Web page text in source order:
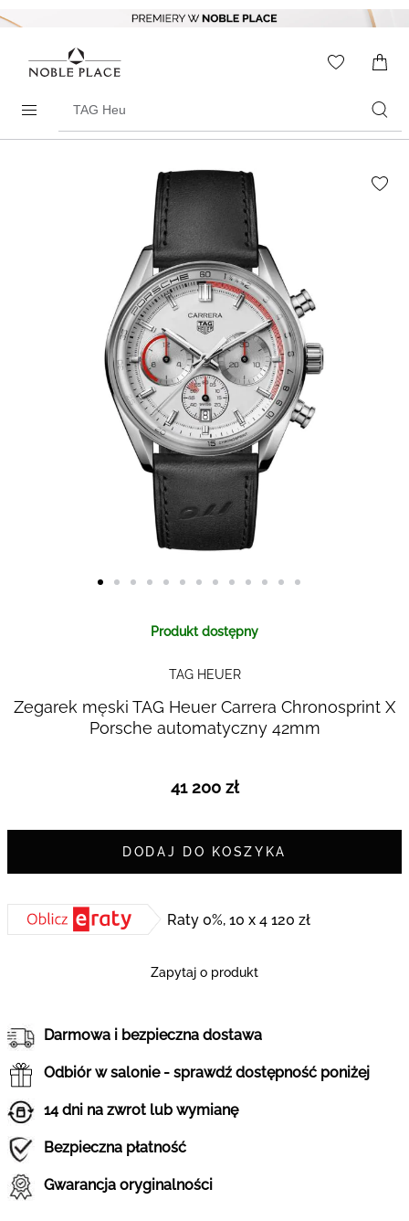
products
Produkt dostępny
TAG HEUER
Zegarek męski TAG Heuer Carrera Chronosprint X
Porsche automatyczny 42mm
gallery
41 200 zł
DODAJ DO KOSZYKA
Raty 0%, 10 x 4 120 zł
Zapytaj o produkt
Darmowa i bezpieczna dostawa
Odbiór w salonie - sprawdź dostępność poniżej
14 dni na zwrot lub wymianę
Bezpieczna płatność
Gwarancja oryginalności